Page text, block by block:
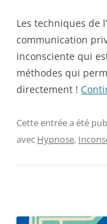
Les techniques de
communication
inconsciente qui
méthodes qui
directement !
Cette entrée a été
avec Hypnose,